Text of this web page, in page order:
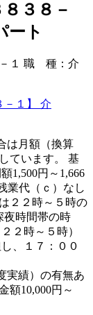
３８－
ート
１ 職 種： 介
は月額（換算
ています。 基
1,500円～1,666
業代（ｃ）なし
２２時～５時の
夜時間帯の時
２時～５時）
、１７：００
実績）の有無あ
額10,000円～